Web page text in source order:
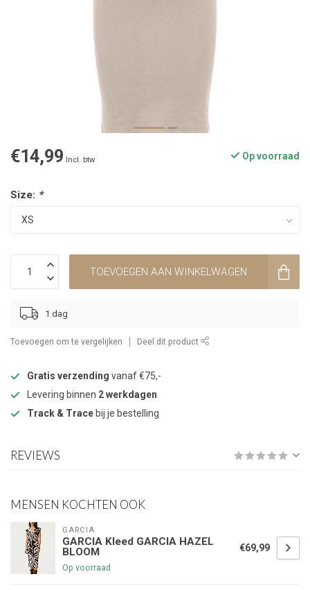
€14,99 Incl. btw Op voorraad
Size: *
TOEVOEGEN AAN WINKELWAGEN
1 dag
Toevoegen om te vergelijken Deel dit product
Gratis verzending vanaf €75,-
Levering binnen 2 werkdagen
Track & Trace bij je bestelling
REVIEWS
MENSEN KOCHTEN OOK
GARCIA
GARCIA Kleed GARCIA HAZEL
BLOOM
Op voorraad
€69,99